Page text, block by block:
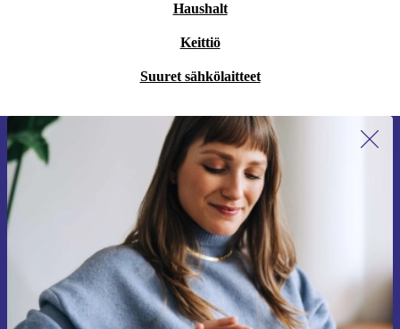
Haushalt
Keittiö
Suuret sähkölaitteet
Liity ensimmäistä kertaa uutiskirjeen
tilaajaksi ja säästä 15 €!
Älä missaa enää yhtäkään tarjousta.
Pyydä etukuponki
Lisätietoja henkilötietojen käytöstä löydättietosuojaselosteestamme.